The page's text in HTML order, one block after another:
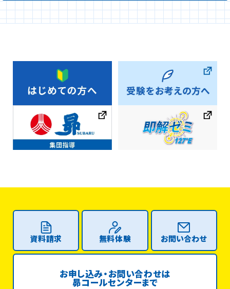
資料請求 無料体験 お問い合わせ
お申し込み・お問い合わせは
昴コールセンターまで